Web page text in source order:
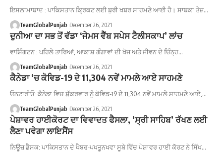
ਇਸਲਾਮਾਬਾਦ : ਪਾਕਿਸਤਾਨ ਕ੍ਰਿਕਟ ਲਈ ਬੁਰੀ ਖਬਰ ਸਾਹਮਣੇ ਆਈ ਹੈ। ਸਾਬਕਾ ਤੇਜ਼…
TeamGlobalPunjab December 26, 2021
ਦੁਨੀਆ ਦਾ ਸਭ ਤੋਂ ਵੱਡਾ ‘ਜੇਮਸ ਵੈੱਬ ਸਪੇਸ ਟੈਲੀਸਕਾਪ’ ਲਾਂਚ
ਵਾਸ਼ਿੰਗਟਨ : ਪਹਿਲੇ ਤਾਰਿਆਂ, ਆਕਾਸ਼ ਗੰਗਾਵਾਂ ਦੀ ਖੋਜ ਅਤੇ ਜੀਵਨ ਦੇ ਚਿੰਨ੍ਹ…
TeamGlobalPunjab December 26, 2021
ਕੈਨੇਡਾ ‘ਚ ਕੋਵਿਡ-19 ਦੇ 11,304 ਨਵੇਂ ਮਾਮਲੇ ਆਏ ਸਾਹਮਣੇ
ਓਨਟਾਰੀਓ: ਕੈਨੇਡਾ ਵਿਚ ਸ਼ੁੱਕਰਵਾਰ ਨੂੰ ਕੋਵਿਡ-19 ਦੇ 11,304 ਨਵੇਂ ਮਾਮਲੇ ਸਾਹਮਣੇ ਆਏ,…
TeamGlobalPunjab December 26, 2021
ਪੇਸ਼ਾਵਰ ਹਾਈਕੋਰਟ ਦਾ ਵਿਵਾਦਤ ਫੈਸਲਾ, ‘ਸ੍ਰੀ ਸਾਹਿਬ’ ਰੱਖਣ ਲਈ
ਲੈਣਾ ਪਵੇਗਾ ਲਾਇਸੈਂਸ
ਨਿਊਜ਼ ਡੈਸਕ: ਪਾਕਿਸਤਾਨ ਦੇ ਖੈਬਰ-ਪਖਤੂਨਖਵਾ ਸੂਬੇ ਵਿੱਚ ਪੇਸ਼ਾਵਰ ਹਾਈ ਕੋਰਟ ਨੇ ਸਿੱਖ…